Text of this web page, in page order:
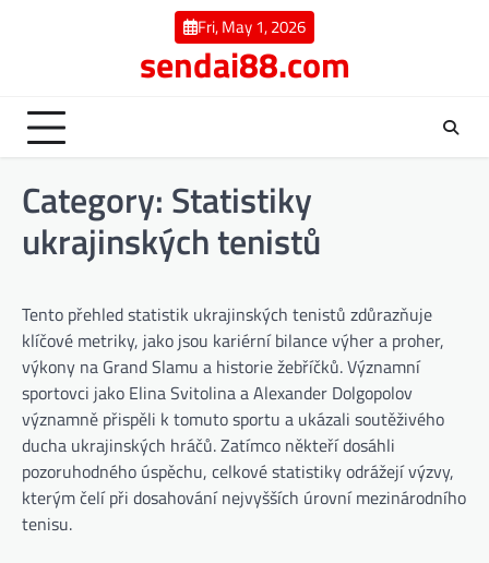
Fri, May 1, 2026
sendai88.com
Category: Statistiky
ukrajinských tenistů
Tento přehled statistik ukrajinských tenistů zdůrazňuje
klíčové metriky, jako jsou kariérní bilance výher a proher,
výkony na Grand Slamu a historie žebříčků. Významní
sportovci jako Elina Svitolina a Alexander Dolgopolov
významně přispěli k tomuto sportu a ukázali soutěživého
ducha ukrajinských hráčů. Zatímco někteří dosáhli
pozoruhodného úspěchu, celkové statistiky odrážejí výzvy,
kterým čelí při dosahování nejvyšších úrovní mezinárodního
tenisu.